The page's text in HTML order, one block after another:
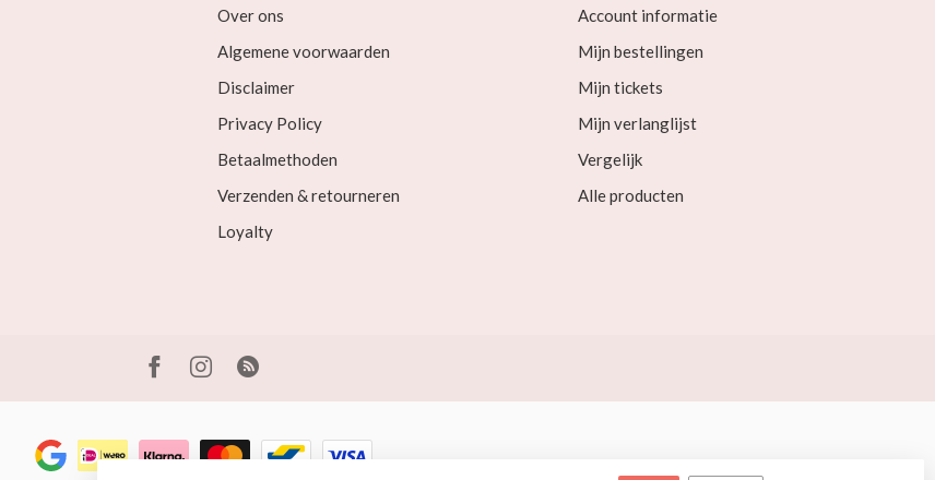
Over ons
Algemene voorwaarden
Disclaimer
Privacy Policy
Betaalmethoden
Verzenden & retourneren
Loyalty
Account informatie
Mijn bestellingen
Mijn tickets
Mijn verlanglijst
Vergelijk
Alle producten